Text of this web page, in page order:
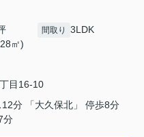
㎡)
間取り 3LDK
目16-10
分 「大久保北」 停歩8分
分